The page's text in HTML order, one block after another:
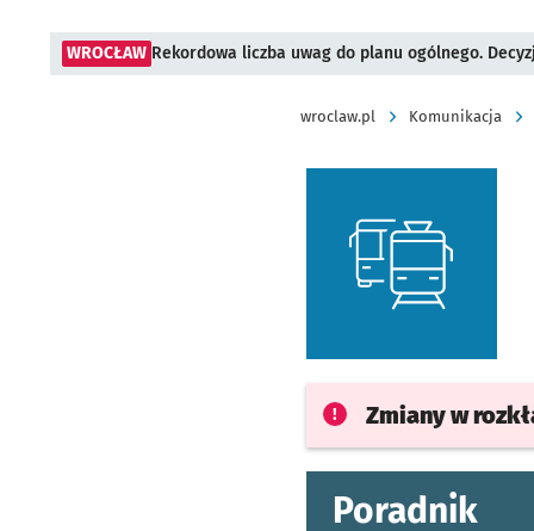
WROCŁAW Rekordowa liczba uwag do planu ogólnego.
wroclaw.pl Komunikacja
Zmiany w
Poradnik